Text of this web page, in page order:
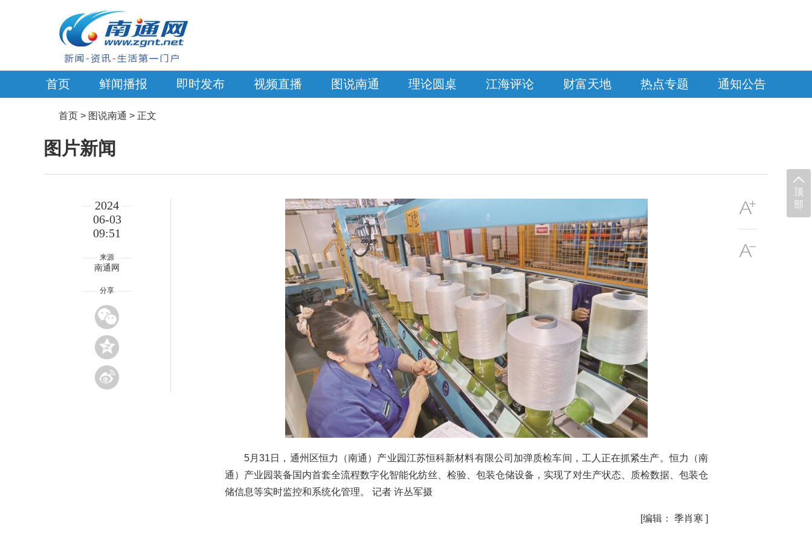
顶
部
首页 鲜闻播报 即时发布 视频直播 图说南通 理论圆桌 江海评论 财富天地 热点专题 通知公告
首页 > 图说南通 > 正文
图片新闻
2024
06-03
09:51
来源
南通网
分享
5月31日，通州区恒力（南通）产业园江苏恒科新材料有限公司加弹质检车间，工人正在抓紧生产。恒力（南
通）产业园装备国内首套全流程数字化智能化纺丝、检验、包装仓储设备，实现了对生产状态、质检数据、包装仓
储信息等实时监控和系统化管理。 记者 许丛军摄
[编辑： 季肖寒 ]